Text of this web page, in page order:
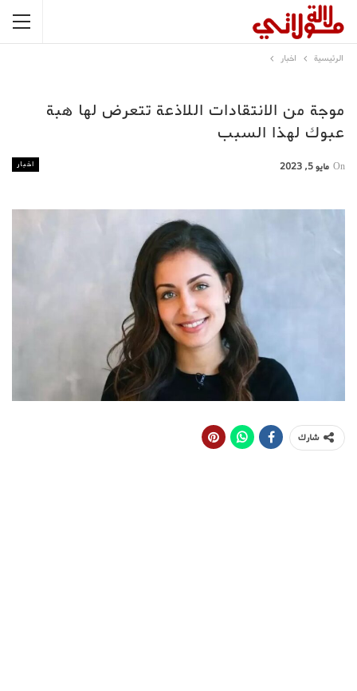
الرئيسية اخبار
موجة من الانتقادات اللاذعة تتعرض لها هبة
عبوك لهذا السبب
اخبار On مايو 5, 2023
شارك